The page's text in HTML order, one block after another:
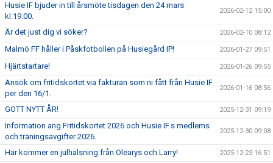
Husie IF bjuder in till årsmöte tisdagen den 24 mars
kl.19:00.
2026-02-12 15:00
Är det just dig vi söker? 2026-02-10 08:12
Malmö FF håller i Påskfotbollen på Husiegård IP! 2026-01-27 09:51
Hjärtstartare! 2026-01-26 09:55
Ansök om fritidskortet via fakturan som ni fått från Husie IF
per den 16/1.
2026-01-16 08:56
GOTT NYTT ÅR! 2025-12-31 09:19
Information ang Fritidskortet 2026 och Husie IF.s medlems
och träningsavgifter 2026.
2025-12-30 09:08
Här kommer en julhälsning från Olearys och Larry! 2025-12-23 16:51